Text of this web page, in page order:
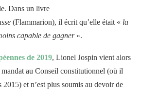
Dans un livre
(Flammarion), il écrit qu’elle était « la
capable de gagner».
de 2019, Lionel Jospin vient alors
mandat au Conseil constitutionnel (où il
2015) et n’est plus soumis au devoir de